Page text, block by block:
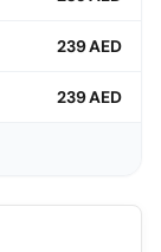
239 AED
239 AED